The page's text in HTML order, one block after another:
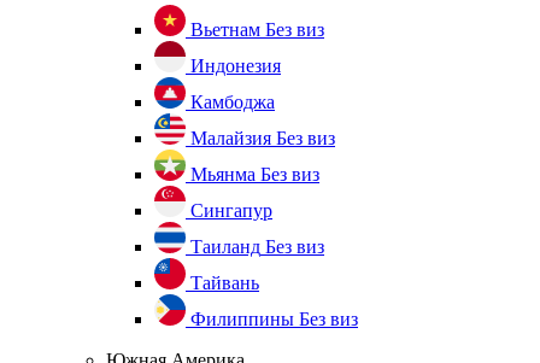
Вьетнам Без виз
Индонезия
Камбоджа
Малайзия Без виз
Мьянма Без виз
Сингапур
Таиланд Без виз
Тайвань
Филиппины Без виз